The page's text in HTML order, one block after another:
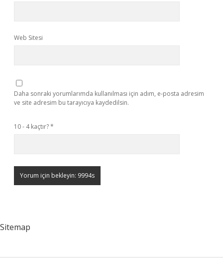
Web Sitesi
Daha sonraki yorumlarımda kullanılması için adım, e-posta adresim
ve site adresim bu tarayıcıya kaydedilsin.
10 - 4 kaçtır?*
Sitemap